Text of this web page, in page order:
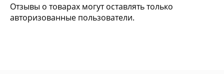
Отзывы о товарах могут оставлять только
авторизованные пользователи.